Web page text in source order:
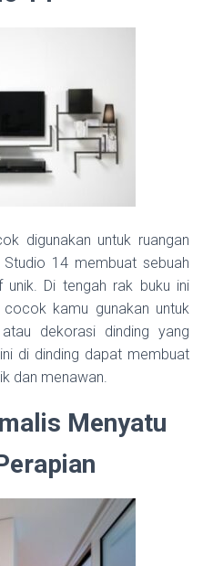
digunakan untuk ruangan
14 membuat sebuah
Di tengah rak buku ini
kamu gunakan untuk
dekorasi dinding yang
di dinding dapat membuat
dan menawan.
Menyatu